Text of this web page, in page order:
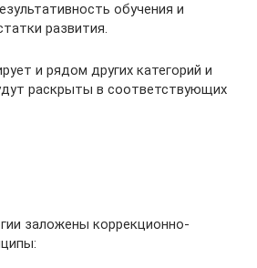
обучения и
развития.
и рядом других категорий и
раскрыты в соответствующих
заложены коррекционно-